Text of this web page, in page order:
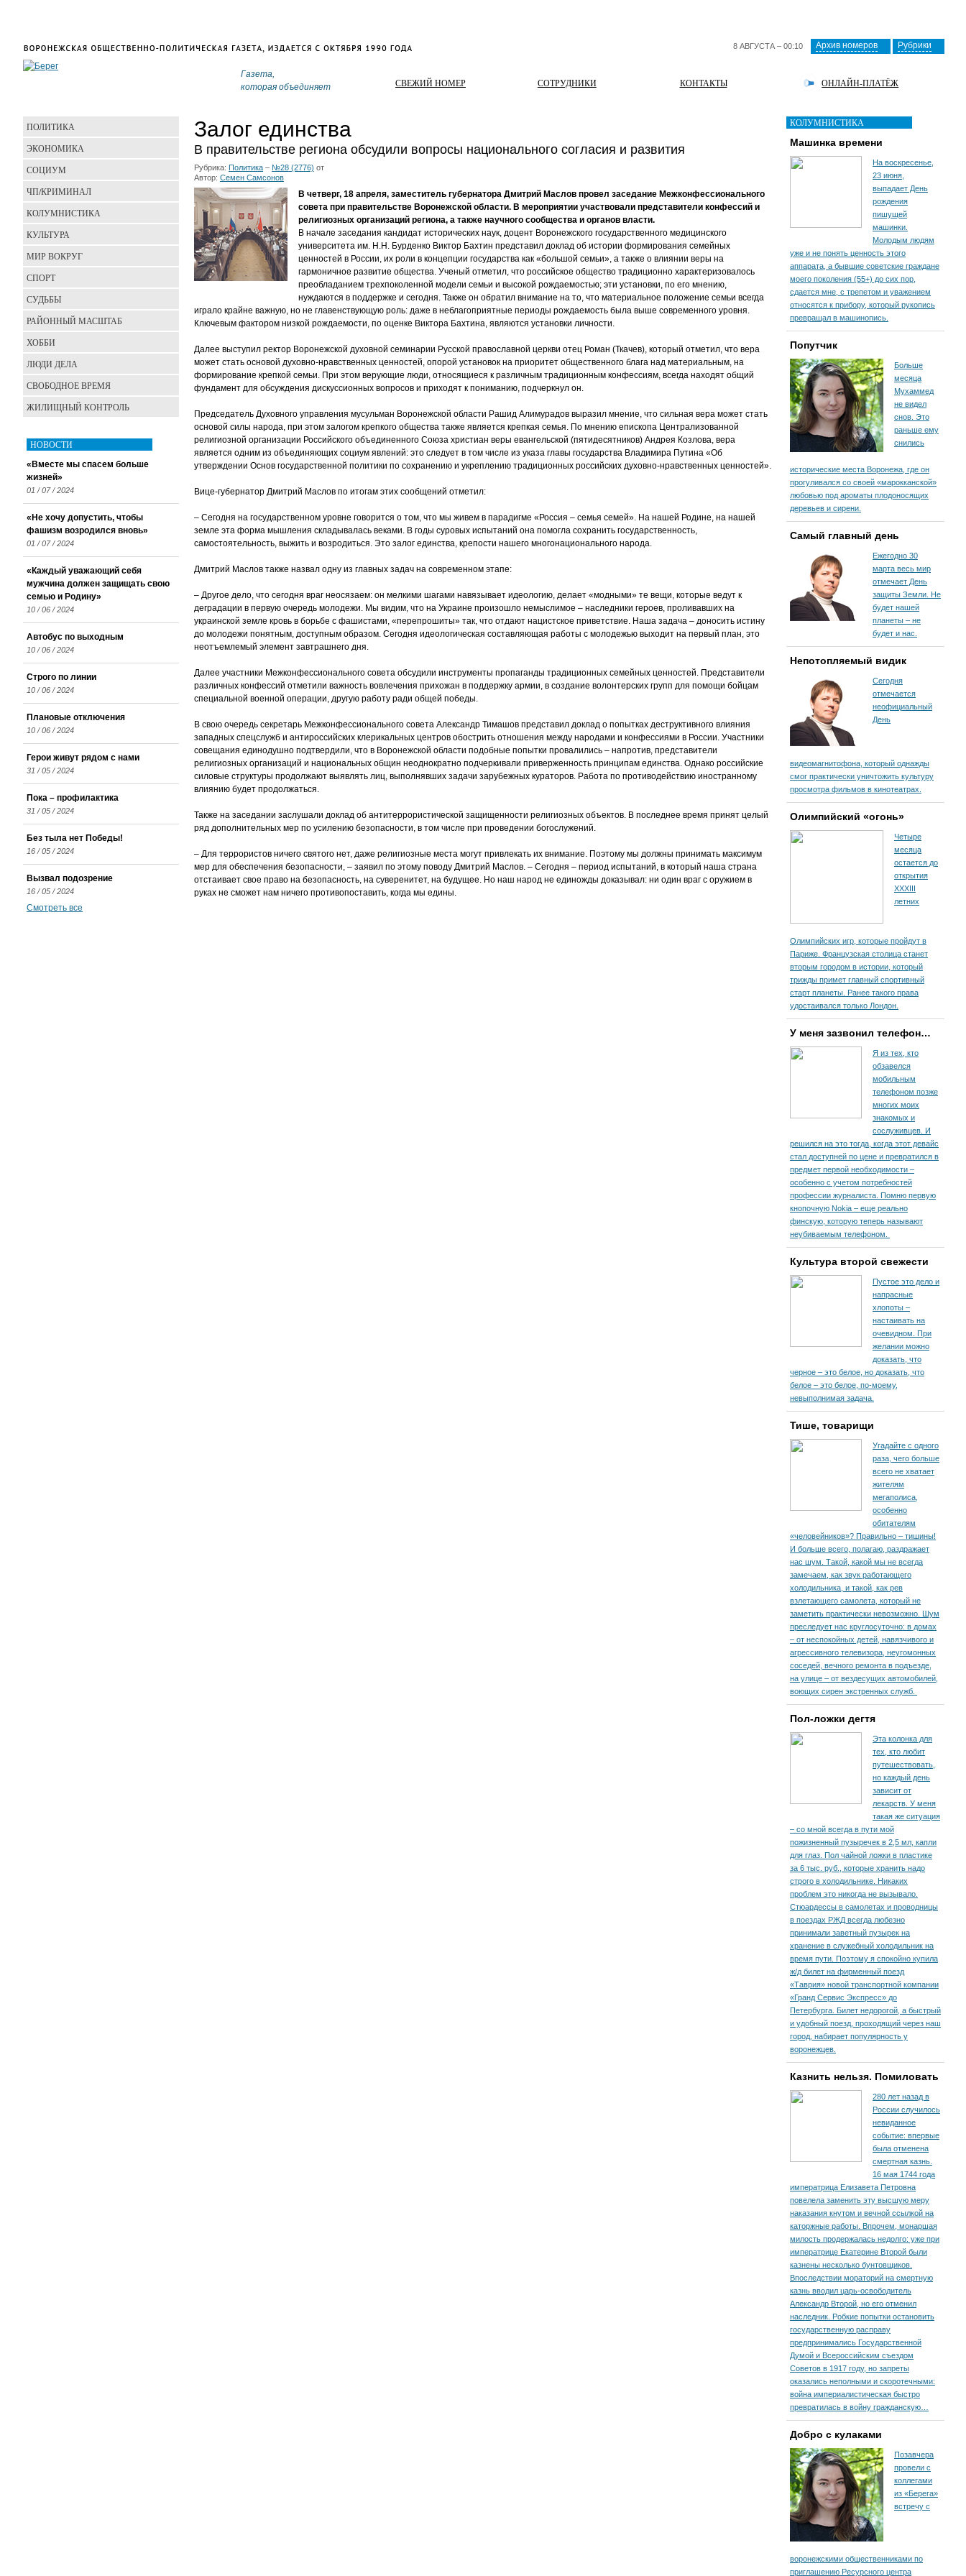
8 АВГУСТА – 00:10 Архив номеров Рубрики
Газета,
которая объединяет
СВЕЖИЙ НОМЕР СОТРУДНИКИ КОНТАКТЫ ОНЛАЙН-ПЛАТЁЖ
Залог единства
В правительстве региона обсудили вопросы национального согласия и развития
Рубрика: Политика – №28 (2776) от
Автор: Семен Самсонов
В четверг, 18 апреля, заместитель губернатора Дмитрий Маслов провел заседание Межконфессионального
совета при правительстве Воронежской области. В мероприятии участвовали представители конфессий и
религиозных организаций региона, а также научного сообщества и органов власти.
В начале заседания кандидат исторических наук, доцент Воронежского государственного медицинского
университета им. Н.Н. Бурденко Виктор Бахтин представил доклад об истории формирования семейных
ценностей в России, их роли в концепции государства как «большой семьи», а также о влиянии веры на
гармоничное развитие общества. Ученый отметил, что российское общество традиционно характеризовалось
преобладанием трехпоколенной модели семьи и высокой рождаемостью; эти установки, по его мнению,
нуждаются в поддержке и сегодня. Также он обратил внимание на то, что материальное положение семьи всегда
играло крайне важную, но не главенствующую роль: даже в неблагоприятные периоды рождаемость была выше современного уровня.
Ключевым фактором низкой рождаемости, по оценке Виктора Бахтина, являются установки личности.
Далее выступил ректор Воронежской духовной семинарии Русской православной церкви отец Роман (Ткачев), который отметил, что вера
может стать основой духовно-нравственных ценностей, опорой установок на приоритет общественного блага над материальным, на
формирование крепкой семьи. При этом верующие люди, относящиеся к различным традиционным конфессиям, всегда находят общий
фундамент для обсуждения дискуссионных вопросов и приходят к пониманию, подчеркнул он.
Председатель Духовного управления мусульман Воронежской области Рашид Алимурадов выразил мнение, что сильная вера может стать
основой силы народа, при этом залогом крепкого общества также является крепкая семья. По мнению епископа Централизованной
религиозной организации Российского объединенного Союза христиан веры евангельской (пятидесятников) Андрея Козлова, вера
является одним из объединяющих социум явлений: это следует в том числе из указа главы государства Владимира Путина «Об
утверждении Основ государственной политики по сохранению и укреплению традиционных российских духовно-нравственных ценностей».
Вице-губернатор Дмитрий Маслов по итогам этих сообщений отметил:
– Сегодня на государственном уровне говорится о том, что мы живем в парадигме «Россия – семья семей». На нашей Родине, на нашей
земле эта форма мышления складывалась веками. В годы суровых испытаний она помогла сохранить государственность,
самостоятельность, выжить и возродиться. Это залог единства, крепости нашего многонационального народа.
Дмитрий Маслов также назвал одну из главных задач на современном этапе:
– Другое дело, что сегодня враг неосязаем: он мелкими шагами навязывает идеологию, делает «модными» те вещи, которые ведут к
деградации в первую очередь молодежи. Мы видим, что на Украине произошло немыслимое – наследники героев, проливавших на
украинской земле кровь в борьбе с фашистами, «перепрошиты» так, что отдают нацистское приветствие. Наша задача – доносить истину
до молодежи понятным, доступным образом. Сегодня идеологическая составляющая работы с молодежью выходит на первый план, это
неотъемлемый элемент завтрашнего дня.
Далее участники Межконфессионального совета обсудили инструменты пропаганды традиционных семейных ценностей. Представители
различных конфессий отметили важность вовлечения прихожан в поддержку армии, в создание волонтерских групп для помощи бойцам
специальной военной операции, другую работу ради общей победы.
В свою очередь секретарь Межконфессионального совета Александр Тимашов представил доклад о попытках деструктивного влияния
западных спецслужб и антироссийских клерикальных центров обострить отношения между народами и конфессиями в России. Участники
совещания единодушно подтвердили, что в Воронежской области подобные попытки провалились – напротив, представители
религиозных организаций и национальных общин неоднократно подчеркивали приверженность принципам единства. Однако российские
силовые структуры продолжают выявлять лиц, выполнявших задачи зарубежных кураторов. Работа по противодействию иностранному
влиянию будет продолжаться.
Также на заседании заслушали доклад об антитеррористической защищенности религиозных объектов. В последнее время принят целый
ряд дополнительных мер по усилению безопасности, в том числе при проведении богослужений.
– Для террористов ничего святого нет, даже религиозные места могут привлекать их внимание. Поэтому мы должны принимать максимум
мер для обеспечения безопасности, – заявил по этому поводу Дмитрий Маслов. – Сегодня – период испытаний, в который наша страна
отстаивает свое право на безопасность, на суверенитет, на будущее. Но наш народ не единожды доказывал: ни один враг с оружием в
руках не сможет нам ничего противопоставить, когда мы едины.
ПОЛИТИКА
ЭКОНОМИКА
СОЦИУМ
ЧП/КРИМИНАЛ
КОЛУМНИСТИКА
КУЛЬТУРА
МИР ВОКРУГ
СПОРТ
СУДЬБЫ
РАЙОННЫЙ МАСШТАБ
ХОББИ
ЛЮДИ ДЕЛА
СВОБОДНОЕ ВРЕМЯ
ЖИЛИЩНЫЙ КОНТРОЛЬ
НОВОСТИ
«Вместе мы спасем больше
жизней»
01 / 07 / 2024
«Не хочу допустить, чтобы
фашизм возродился вновь»
01 / 07 / 2024
«Каждый уважающий себя
мужчина должен защищать свою
семью и Родину»
10 / 06 / 2024
Автобус по выходным
10 / 06 / 2024
Строго по линии
10 / 06 / 2024
Плановые отключения
10 / 06 / 2024
Герои живут рядом с нами
31 / 05 / 2024
Пока – профилактика
31 / 05 / 2024
Без тыла нет Победы!
16 / 05 / 2024
Вызвал подозрение
16 / 05 / 2024
Смотреть все
КОЛУМНИСТИКА
Машинка времени
На воскресенье,
23 июня,
выпадает День
рождения
пишущей
машинки.
Молодым людям
уже и не понять ценность этого
аппарата, а бывшие советские граждане
моего поколения (55+) до сих пор,
сдается мне, с трепетом и уважением
относятся к прибору, который рукопись
превращал в машинопись.
Попутчик
Больше
месяца
Мухаммед
не видел
снов. Это
раньше ему
снились
исторические места Воронежа, где он
прогуливался со своей «марокканской»
любовью под ароматы плодоносящих
деревьев и сирени.
Самый главный день
Ежегодно 30
марта весь мир
отмечает День
защиты Земли. Не
будет нашей
планеты – не
будет и нас.
Непотопляемый видик
Сегодня
отмечается
неофициальный
День
видеомагнитофона, который однажды
смог практически уничтожить культуру
просмотра фильмов в кинотеатрах.
Олимпийский «огонь»
Четыре
месяца
остается до
открытия
XXXIII
летних
Олимпийских игр, которые пройдут в
Париже. Французская столица станет
вторым городом в истории, который
трижды примет главный спортивный
старт планеты. Ранее такого права
удостаивался только Лондон.
У меня зазвонил телефон…
Я из тех, кто
обзавелся
мобильным
телефоном позже
многих моих
знакомых и
сослуживцев. И
решился на это тогда, когда этот девайс
стал доступней по цене и превратился в
предмет первой необходимости –
особенно с учетом потребностей
профессии журналиста. Помню первую
кнопочную Nokia – еще реально
финскую, которую теперь называют
неубиваемым телефоном.
Культура второй свежести
Пустое это дело и
напрасные
хлопоты –
настаивать на
очевидном. При
желании можно
доказать, что
черное – это белое, но доказать, что
белое – это белое, по-моему,
невыполнимая задача.
Тише, товарищи
Угадайте с одного
раза, чего больше
всего не хватает
жителям
мегаполиса,
особенно
обитателям
«человейников»? Правильно – тишины!
И больше всего, полагаю, раздражает
нас шум. Такой, какой мы не всегда
замечаем, как звук работающего
холодильника, и такой, как рев
взлетающего самолета, который не
заметить практически невозможно. Шум
преследует нас круглосуточно: в домах
– от неспокойных детей, навязчивого и
агрессивного телевизора, неугомонных
соседей, вечного ремонта в подъезде,
на улице – от вездесущих автомобилей,
воющих сирен экстренных служб.
Пол-ложки дегтя
Эта колонка для
тех, кто любит
путешествовать,
но каждый день
зависит от
лекарств. У меня
такая же ситуация
– со мной всегда в пути мой
пожизненный пузыречек в 2,5 мл, капли
для глаз. Пол чайной ложки в пластике
за 6 тыс. руб., которые хранить надо
строго в холодильнике. Никаких
проблем это никогда не вызывало.
Стюардессы в самолетах и проводницы
в поездах РЖД всегда любезно
принимали заветный пузырек на
хранение в служебный холодильник на
время пути. По­этому я спокойно купила
ж/д билет на фирменный поезд
«Таврия» новой транспортной компании
«Гранд Сервис Экспресс» до
Петербурга. Билет недорогой, а быстрый
и удобный поезд, проходящий через наш
город, набирает популярность у
воронежцев.
Казнить нельзя. Помиловать
280 лет назад в
России случилось
невиданное
событие: впервые
была отменена
смертная казнь.
16 мая 1744 года
императрица Елизавета Петровна
повелела заменить эту высшую меру
наказания кнутом и вечной ссылкой на
каторжные работы. Впрочем, монаршая
милость продержалась недолго: уже при
императрице Екатерине Второй были
казнены несколько бунтовщиков.
Впоследствии мораторий на смертную
казнь вводил царь-освободитель
Александр Второй, но его отменил
наследник. Робкие попытки остановить
государственную расправу
предпринимались Государственной
Думой и Всероссийским съездом
Советов в 1917 году, но запреты
оказались неполными и скоротечными:
война империалистическая быстро
превратилась в войну гражданскую…
Добро с кулаками
Позавчера
провели с
коллегами
из «Берега»
встречу с
воронежскими общественниками по
приглашению Ресурсного центра